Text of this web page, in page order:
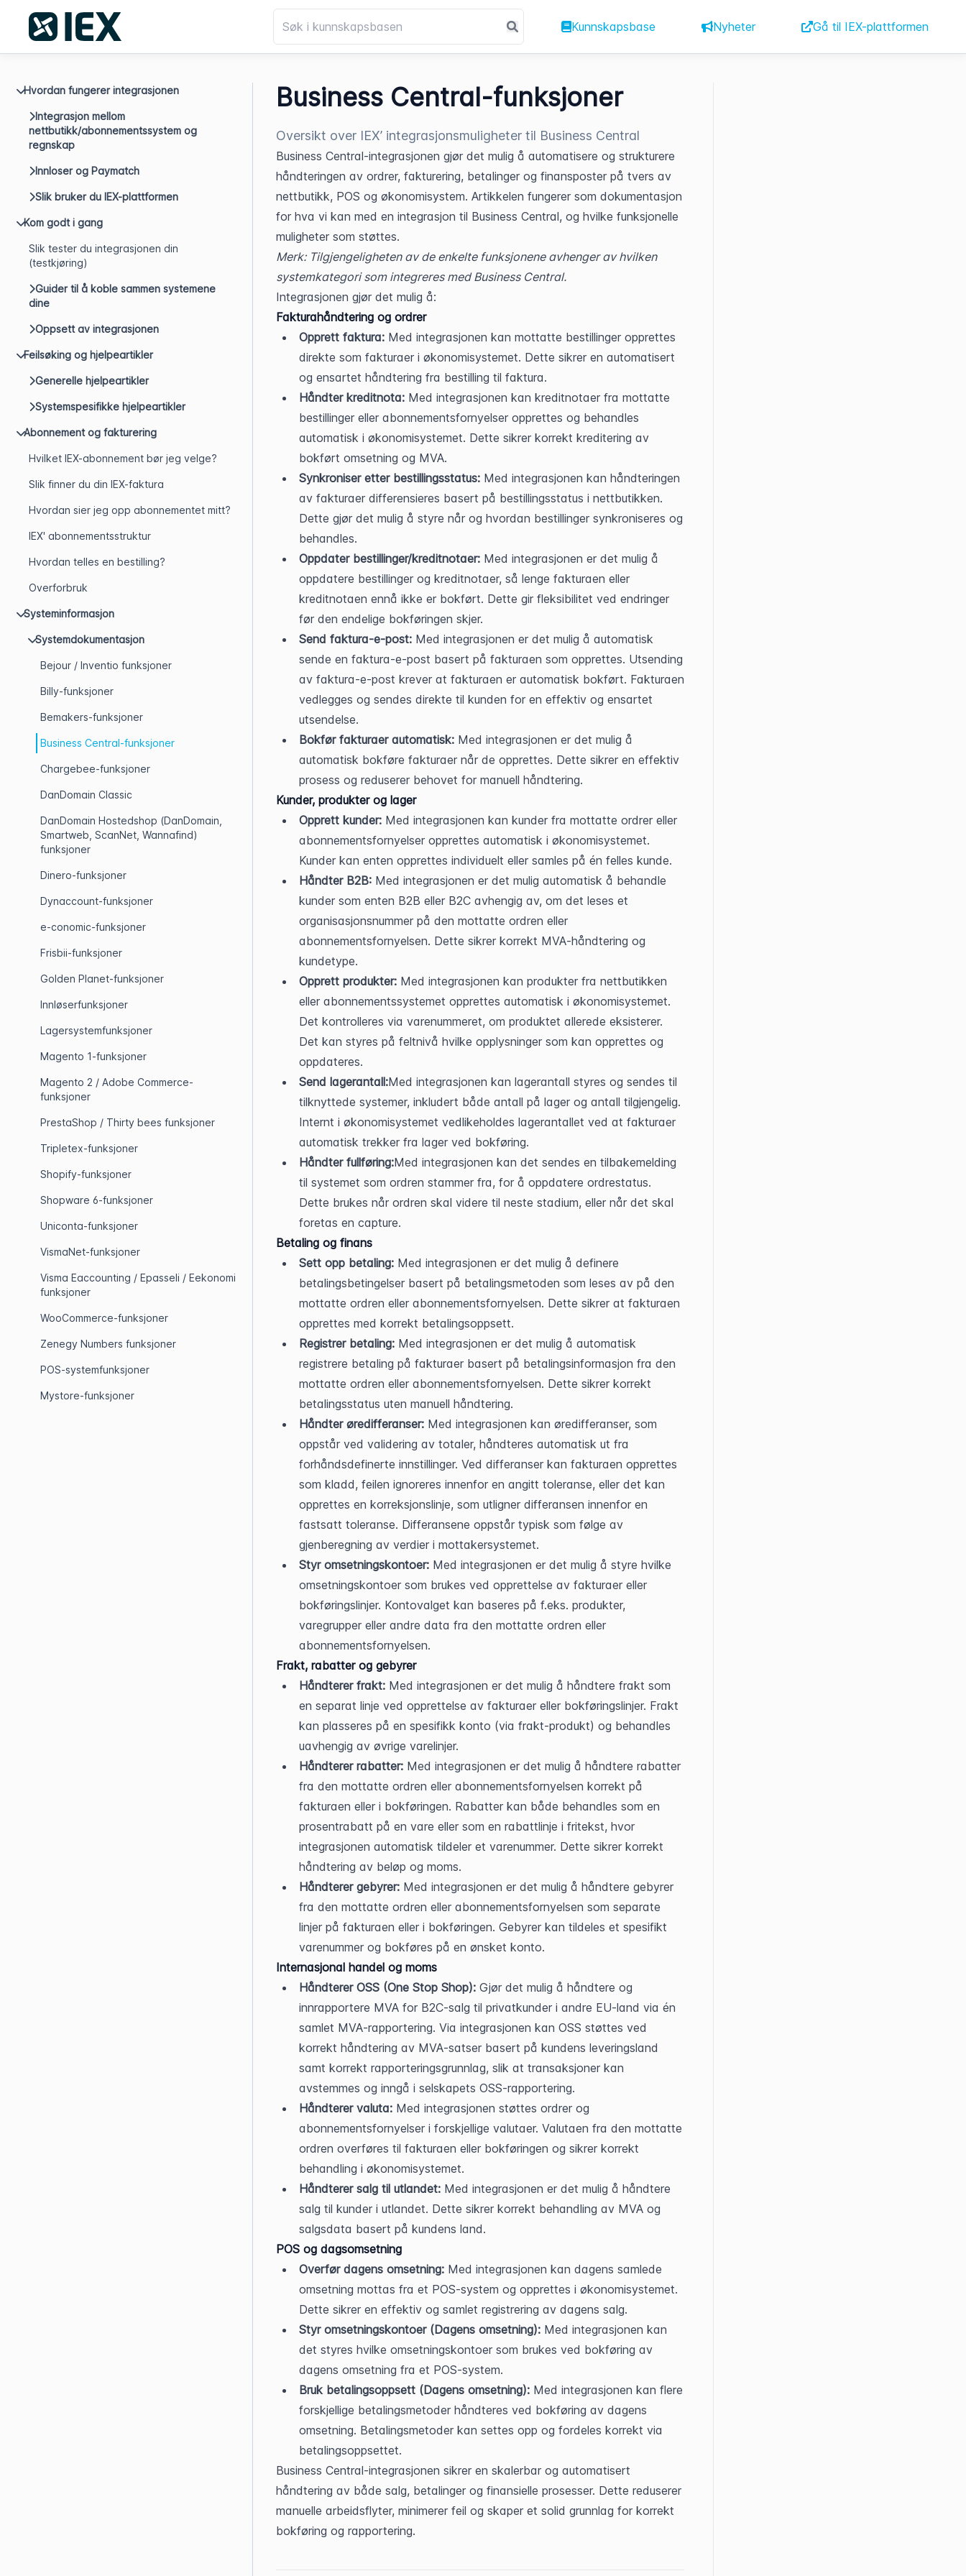
Kunnskapsbase Nyheter Gå til IEX-plattformen
Hvordan fungerer integrasjonen
Integrasjon mellom
nettbutikk/abonnementssystem og
regnskap
Innloser og Paymatch
Slik bruker du IEX-plattformen
Kom godt i gang
Slik tester du integrasjonen din
(testkjøring)
Guider til å koble sammen systemene
dine
Oppsett av integrasjonen
Feilsøking og hjelpeartikler
Generelle hjelpeartikler
Systemspesifikke hjelpeartikler
Abonnement og fakturering
Hvilket IEX-abonnement bør jeg velge?
Slik finner du din IEX-faktura
Hvordan sier jeg opp abonnementet mitt?
IEX' abonnementsstruktur
Hvordan telles en bestilling?
Overforbruk
Systeminformasjon
Systemdokumentasjon
Bejour / Inventio funksjoner
Billy-funksjoner
Bemakers-funksjoner
Business Central-funksjoner
Chargebee-funksjoner
DanDomain Classic
DanDomain Hostedshop (DanDomain,
Smartweb, ScanNet, Wannafind)
funksjoner
Dinero-funksjoner
Dynaccount-funksjoner
e-conomic-funksjoner
Frisbii-funksjoner
Golden Planet-funksjoner
Innløserfunksjoner
Lagersystemfunksjoner
Magento 1-funksjoner
Magento 2 / Adobe Commerce-
funksjoner
PrestaShop / Thirty bees funksjoner
Tripletex-funksjoner
Shopify-funksjoner
Shopware 6-funksjoner
Uniconta-funksjoner
VismaNet-funksjoner
Visma Eaccounting / Epasseli / Eekonomi
funksjoner
WooCommerce-funksjoner
Zenegy Numbers funksjoner
POS-systemfunksjoner
Mystore-funksjoner
Business Central-funksjoner
Oversikt over IEX’ integrasjonsmuligheter til Business Central
Business Central-integrasjonen gjør det mulig å automatisere og strukturere
håndteringen av ordrer, fakturering, betalinger og finansposter på tvers av
nettbutikk, POS og økonomisystem. Artikkelen fungerer som dokumentasjon
for hva vi kan med en integrasjon til Business Central, og hvilke funksjonelle
muligheter som støttes.
Merk: Tilgjengeligheten av de enkelte funksjonene avhenger av hvilken
systemkategori som integreres med Business Central.
Integrasjonen gjør det mulig å:
Fakturahåndtering og ordrer
Opprett faktura: Med integrasjonen kan mottatte bestillinger opprettes
direkte som fakturaer i økonomisystemet. Dette sikrer en automatisert
og ensartet håndtering fra bestilling til faktura.
Håndter kreditnota: Med integrasjonen kan kreditnotaer fra mottatte
bestillinger eller abonnementsfornyelser opprettes og behandles
automatisk i økonomisystemet. Dette sikrer korrekt kreditering av
bokført omsetning og MVA.
Synkroniser etter bestillingsstatus: Med integrasjonen kan håndteringen
av fakturaer differensieres basert på bestillingsstatus i nettbutikken.
Dette gjør det mulig å styre når og hvordan bestillinger synkroniseres og
behandles.
Oppdater bestillinger/kreditnotaer: Med integrasjonen er det mulig å
oppdatere bestillinger og kreditnotaer, så lenge fakturaen eller
kreditnotaen ennå ikke er bokført. Dette gir fleksibilitet ved endringer
før den endelige bokføringen skjer.
Send faktura-e-post: Med integrasjonen er det mulig å automatisk
sende en faktura-e-post basert på fakturaen som opprettes. Utsending
av faktura-e-post krever at fakturaen er automatisk bokført. Fakturaen
vedlegges og sendes direkte til kunden for en effektiv og ensartet
utsendelse.
Bokfør fakturaer automatisk: Med integrasjonen er det mulig å
automatisk bokføre fakturaer når de opprettes. Dette sikrer en effektiv
prosess og reduserer behovet for manuell håndtering.
Kunder, produkter og lager
Opprett kunder: Med integrasjonen kan kunder fra mottatte ordrer eller
abonnementsfornyelser opprettes automatisk i økonomisystemet.
Kunder kan enten opprettes individuelt eller samles på én felles kunde.
Håndter B2B: Med integrasjonen er det mulig automatisk å behandle
kunder som enten B2B eller B2C avhengig av, om det leses et
organisasjonsnummer på den mottatte ordren eller
abonnementsfornyelsen. Dette sikrer korrekt MVA-håndtering og
kundetype.
Opprett produkter: Med integrasjonen kan produkter fra nettbutikken
eller abonnementssystemet opprettes automatisk i økonomisystemet.
Det kontrolleres via varenummeret, om produktet allerede eksisterer.
Det kan styres på feltnivå hvilke opplysninger som kan opprettes og
oppdateres.
Send lagerantall:Med integrasjonen kan lagerantall styres og sendes til
tilknyttede systemer, inkludert både antall på lager og antall tilgjengelig.
Internt i økonomisystemet vedlikeholdes lagerantallet ved at fakturaer
automatisk trekker fra lager ved bokføring.
Håndter fullføring:Med integrasjonen kan det sendes en tilbakemelding
til systemet som ordren stammer fra, for å oppdatere ordrestatus.
Dette brukes når ordren skal videre til neste stadium, eller når det skal
foretas en capture.
Betaling og finans
Sett opp betaling: Med integrasjonen er det mulig å definere
betalingsbetingelser basert på betalingsmetoden som leses av på den
mottatte ordren eller abonnementsfornyelsen. Dette sikrer at fakturaen
opprettes med korrekt betalingsoppsett.
Registrer betaling: Med integrasjonen er det mulig å automatisk
registrere betaling på fakturaer basert på betalingsinformasjon fra den
mottatte ordren eller abonnementsfornyelsen. Dette sikrer korrekt
betalingsstatus uten manuell håndtering.
Håndter øredifferanser: Med integrasjonen kan øredifferanser, som
oppstår ved validering av totaler, håndteres automatisk ut fra
forhåndsdefinerte innstillinger. Ved differanser kan fakturaen opprettes
som kladd, feilen ignoreres innenfor en angitt toleranse, eller det kan
opprettes en korreksjonslinje, som utligner differansen innenfor en
fastsatt toleranse. Differansene oppstår typisk som følge av
gjenberegning av verdier i mottakersystemet.
Styr omsetningskontoer: Med integrasjonen er det mulig å styre hvilke
omsetningskontoer som brukes ved opprettelse av fakturaer eller
bokføringslinjer. Kontovalget kan baseres på f.eks. produkter,
varegrupper eller andre data fra den mottatte ordren eller
abonnementsfornyelsen.
Frakt, rabatter og gebyrer
Håndterer frakt: Med integrasjonen er det mulig å håndtere frakt som
en separat linje ved opprettelse av fakturaer eller bokføringslinjer. Frakt
kan plasseres på en spesifikk konto (via frakt-produkt) og behandles
uavhengig av øvrige varelinjer.
Håndterer rabatter: Med integrasjonen er det mulig å håndtere rabatter
fra den mottatte ordren eller abonnementsfornyelsen korrekt på
fakturaen eller i bokføringen. Rabatter kan både behandles som en
prosentrabatt på en vare eller som en rabattlinje i fritekst, hvor
integrasjonen automatisk tildeler et varenummer. Dette sikrer korrekt
håndtering av beløp og moms.
Håndterer gebyrer: Med integrasjonen er det mulig å håndtere gebyrer
fra den mottatte ordren eller abonnementsfornyelsen som separate
linjer på fakturaen eller i bokføringen. Gebyrer kan tildeles et spesifikt
varenummer og bokføres på en ønsket konto.
Internasjonal handel og moms
Håndterer OSS (One Stop Shop): Gjør det mulig å håndtere og
innrapportere MVA for B2C-salg til privatkunder i andre EU-land via én
samlet MVA-rapportering. Via integrasjonen kan OSS støttes ved
korrekt håndtering av MVA-satser basert på kundens leveringsland
samt korrekt rapporteringsgrunnlag, slik at transaksjoner kan
avstemmes og inngå i selskapets OSS-rapportering.
Håndterer valuta: Med integrasjonen støttes ordrer og
abonnementsfornyelser i forskjellige valutaer. Valutaen fra den mottatte
ordren overføres til fakturaen eller bokføringen og sikrer korrekt
behandling i økonomisystemet.
Håndterer salg til utlandet: Med integrasjonen er det mulig å håndtere
salg til kunder i utlandet. Dette sikrer korrekt behandling av MVA og
salgsdata basert på kundens land.
POS og dagsomsetning
Overfør dagens omsetning: Med integrasjonen kan dagens samlede
omsetning mottas fra et POS-system og opprettes i økonomisystemet.
Dette sikrer en effektiv og samlet registrering av dagens salg.
Styr omsetningskontoer (Dagens omsetning): Med integrasjonen kan
det styres hvilke omsetningskontoer som brukes ved bokføring av
dagens omsetning fra et POS-system.
Bruk betalingsoppsett (Dagens omsetning): Med integrasjonen kan flere
forskjellige betalingsmetoder håndteres ved bokføring av dagens
omsetning. Betalingsmetoder kan settes opp og fordeles korrekt via
betalingsoppsettet.
Business Central-integrasjonen sikrer en skalerbar og automatisert
håndtering av både salg, betalinger og finansielle prosesser. Dette reduserer
manuelle arbeidsflyter, minimerer feil og skaper et solid grunnlag for korrekt
bokføring og rapportering.